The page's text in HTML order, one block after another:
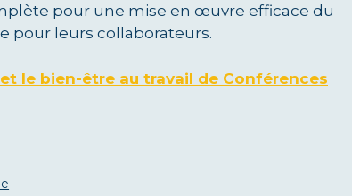
pour une mise en œuvre efficace du
pour leurs collaborateurs.
le bien-être au travail de Conférences